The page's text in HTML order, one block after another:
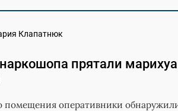
Клапатнюк
прятали
помещения оперативники